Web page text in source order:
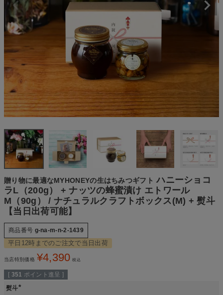
贈り物に最適なMYHONEYの生はちみつギフト ハニーショコ
ラL（200g） + ナッツの蜂蜜漬け エトワール
M（90g） / ナチュラルクラフトボックス(M) + 熨斗
【当日出荷可能】
商品番号 g-na-m-n-2-1439
平日12時までのご注文で当日出荷
当店特別価格 ¥4,390 税込
[ 351 ポイント進呈 ]
熨斗